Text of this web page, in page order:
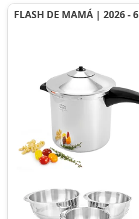
FLASH DE MAMÁ | 2026 - 6